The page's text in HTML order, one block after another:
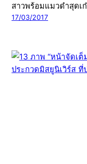
สาวพร้อมแมวดำสุดเ
17/03/2017